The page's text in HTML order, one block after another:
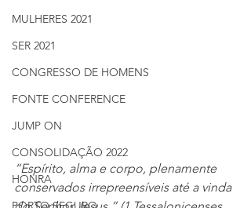
MULHERES 2021
SER 2021
CONGRESSO DE HOMENS
FONTE CONFERENCE
JUMP ON
CONSOLIDAÇÃO 2022
HONRA
“Espírito, alma e corpo, plenamente
conservados irrepreensíveis até a vinda